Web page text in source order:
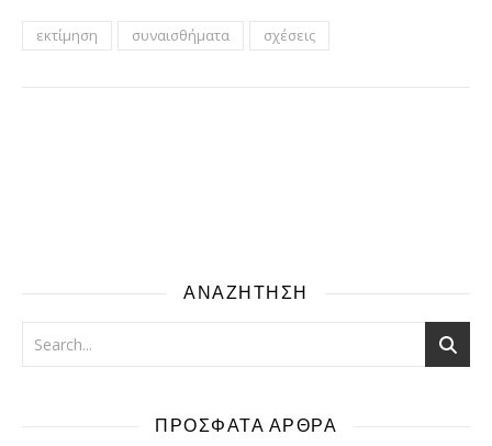
εκτίμηση συναισθήματα σχέσεις
ΑΝΑΖΗΤΗΣΗ
ΠΡΟΣΦΑΤΑ ΑΡΘΡΑ